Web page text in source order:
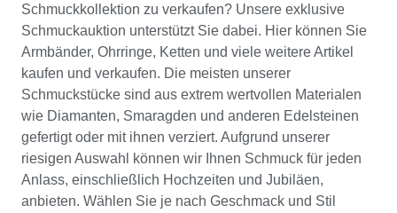
Schmuckkollektion zu verkaufen? Unsere exklusive
Schmuckauktion unterstützt Sie dabei. Hier können Sie
Armbänder, Ohrringe, Ketten und viele weitere Artikel
kaufen und verkaufen. Die meisten unserer
Schmuckstücke sind aus extrem wertvollen Materialen
wie Diamanten, Smaragden und anderen Edelsteinen
gefertigt oder mit ihnen verziert. Aufgrund unserer
riesigen Auswahl können wir Ihnen Schmuck für jeden
Anlass, einschließlich Hochzeiten und Jubiläen,
anbieten. Wählen Sie je nach Geschmack und Stil